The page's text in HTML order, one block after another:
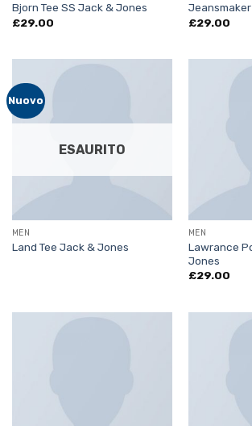
Bjorn Tee SS Jack & Jones
£29.00
£29.00
Nuovo
ESAURITO
MEN
Land Tee Jack & Jones
MEN
Lawrance
Jones
£29.00